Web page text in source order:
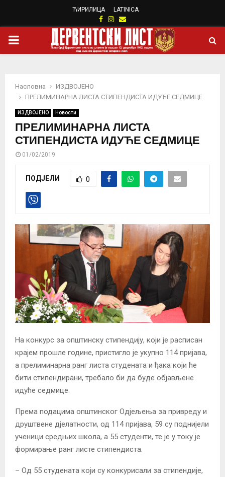
ЋИРИЛИЦА LATINICA
Facebook
Instagram
Email
PRIMARY
Насловна
ИЗДВОЈЕНО
ПРЕЛИМИНАРНА ЛИСТА СТИПЕНДИСТА ИДУЋЕ СЕДМИЦЕ
ИЗДВОЈЕНО Новости
ПРЕЛИМИНАРНА ЛИСТА
СТИПЕНДИСТА ИДУЋЕ СЕДМИЦЕ
01/02/2019
ПОДЈЕЛИ 0
На конкурс за општинску стипендију, који је расписан
крајем прошле године, пристигло је укупно 114 пријава,
а прелиминарна ранг листа студената и ђака који ће
бити стипендирани, требало би да буде објављене
идуће седмице.
Према подацима општинског Одјељења за привреду и
друштвене дјелатности, од 114 пријава, 59 су поднијели
ученици средњих школа, а 55 студенти, те је у току је
формирање ранг листе стипендиста.
– Од 55 студената који су конкурисали за стипендије,